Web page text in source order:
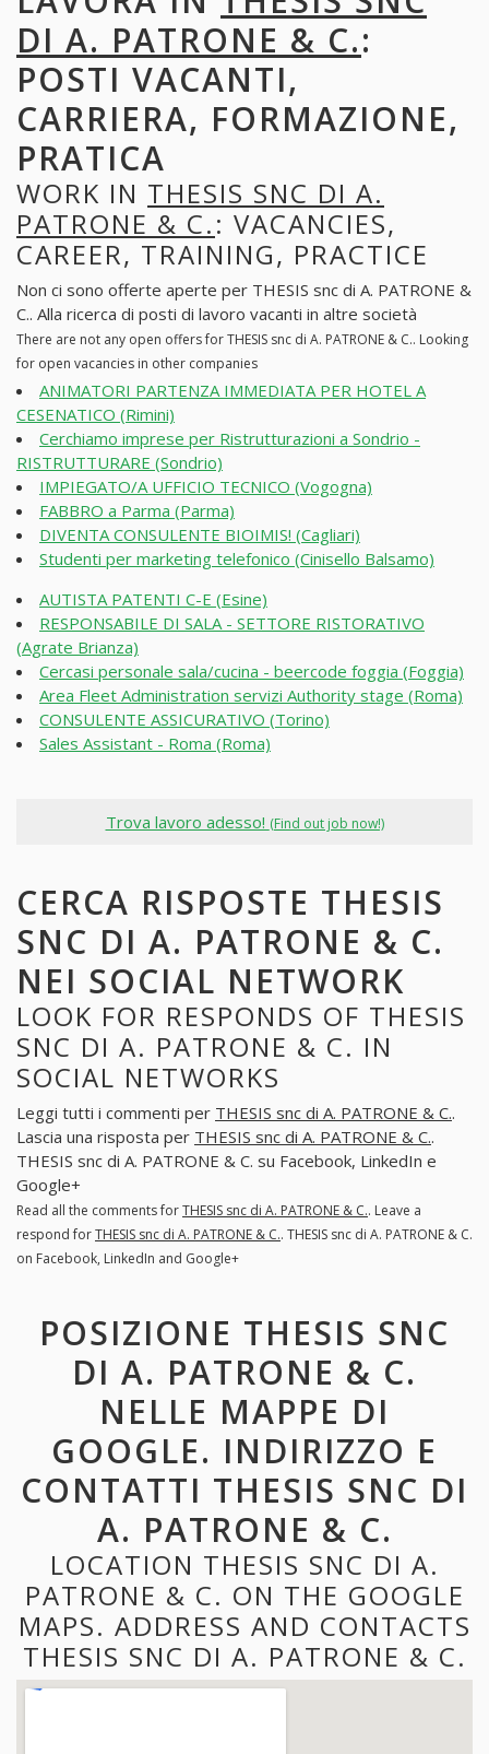
DI A. PATRONE & C.:
POSTI VACANTI,
CARRIERA, FORMAZIONE,
PRATICA
WORK IN THESIS SNC DI A.
PATRONE & C.: VACANCIES,
CAREER, TRAINING, PRACTICE
Non ci sono offerte aperte per THESIS snc di A. PATRONE &
C.. Alla ricerca di posti di lavoro vacanti in altre società
There are not any open offers for THESIS snc di A. PATRONE & C.. Looking
for open vacancies in other companies
ANIMATORI PARTENZA IMMEDIATA PER HOTEL A
CESENATICO (Rimini)
Cerchiamo imprese per Ristrutturazioni a Sondrio -
RISTRUTTURARE (Sondrio)
IMPIEGATO/A UFFICIO TECNICO (Vogogna)
FABBRO a Parma (Parma)
DIVENTA CONSULENTE BIOIMIS! (Cagliari)
Studenti per marketing telefonico (Cinisello Balsamo)
AUTISTA PATENTI C-E (Esine)
RESPONSABILE DI SALA - SETTORE RISTORATIVO
(Agrate Brianza)
Cercasi personale sala/cucina - beercode foggia (Foggia)
Area Fleet Administration servizi Authority stage (Roma)
CONSULENTE ASSICURATIVO (Torino)
Sales Assistant - Roma (Roma)
Trova lavoro adesso! (Find out job now!)
CERCA RISPOSTE THESIS
SNC DI A. PATRONE & C.
NEI SOCIAL NETWORK
LOOK FOR RESPONDS OF THESIS
SNC DI A. PATRONE & C. IN
SOCIAL NETWORKS
Leggi tutti i commenti per THESIS snc di A. PATRONE & C..
Lascia una risposta per THESIS snc di A. PATRONE & C..
THESIS snc di A. PATRONE & C. su Facebook, LinkedIn e
Google+
Read all the comments forTHESIS snc di A. PATRONE & C.. Leave a
respond forTHESIS snc di A. PATRONE & C.. THESIS snc di A. PATRONE & C.
on Facebook, LinkedIn and Google+
POSIZIONE THESIS SNC
DI A. PATRONE & C.
NELLE MAPPE DI
GOOGLE. INDIRIZZO E
CONTATTI THESIS SNC DI
A. PATRONE & C.
LOCATION THESIS SNC DI A.
PATRONE & C. ON THE GOOGLE
MAPS. ADDRESS AND CONTACTS
THESIS SNC DI A. PATRONE & C.